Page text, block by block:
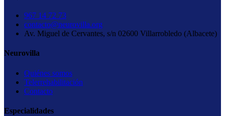
967 14 72 73
contacto@neurovilla.org
Av. Miguel de Cervantes, s/n 02600 Villarrobledo (Albacete)
Neurovilla
Quiénes somos
Telerrehabilitación
Contacto
Especialidades